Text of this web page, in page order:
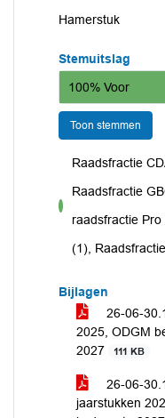
Hamerstuk
Stemuitslag
100% Voor
Toon stemmen
voor
Raadsfractie
Raadsfractie
raadsfractie
(1),
Bijlagen
26-06-
2025, ODGM
2027
111 KB
26-06-
jaarstukken